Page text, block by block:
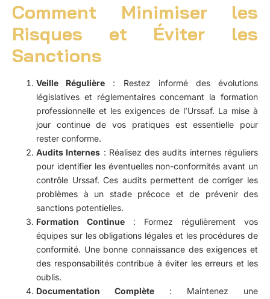
Comment Minimiser les
Risques et Éviter les
Sanctions
Veille Régulière : Restez informé des évolutions
législatives et réglementaires concernant la formation
professionnelle et les exigences de l’Urssaf. La mise à
jour continue de vos pratiques est essentielle pour
rester conforme.
Audits Internes : Réalisez des audits internes réguliers
pour identifier les éventuelles non-conformités avant un
contrôle Urssaf. Ces audits permettent de corriger les
problèmes à un stade précoce et de prévenir des
sanctions potentielles.
Formation Continue : Formez régulièrement vos
équipes sur les obligations légales et les procédures de
conformité. Une bonne connaissance des exigences et
des responsabilités contribue à éviter les erreurs et les
oublis.
Documentation Complète : Maintenez une